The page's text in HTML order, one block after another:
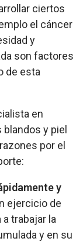
ciertos
el cáncer
y
son factores
de esta
en
y piel
por el
y
ejercicio de
trabajar la
y en su